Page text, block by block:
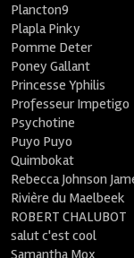
Plancton9
Plapla Pinky
Pomme Deter
Poney Gallant
Princesse Yphilis
Professeur Impetigo
Psychotine
Puyo Puyo
Quimbokat
Rebecca Johnson
Rivière du Maelbeek
ROBERT CHALUBOT
salut c'est cool
Samantha Mox